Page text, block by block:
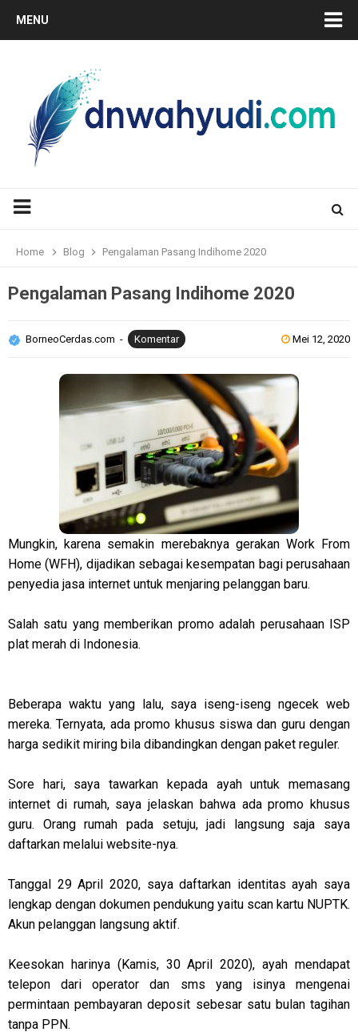
MENU
Home Blog Pengalaman Pasang Indihome 2020
Pengalaman Pasang Indihome 2020
BorneoCerdas.com Mei 12, 2020
Komentar
Mungkin, karena semakin merebaknya gerakan Work From
Home (WFH), dijadikan sebagai kesempatan bagi perusahaan
penyedia jasa internet untuk menjaring pelanggan baru.
Salah satu yang memberikan promo adalah perusahaan ISP
plat merah di Indonesia.
Beberapa waktu yang lalu, saya iseng-iseng ngecek web
mereka. Ternyata, ada promo khusus siswa dan guru dengan
harga sedikit miring bila dibandingkan dengan paket reguler.
Sore hari, saya tawarkan kepada ayah untuk memasang
internet di rumah, saya jelaskan bahwa ada promo khusus
guru. Orang rumah pada setuju, jadi langsung saja saya
daftarkan melalui website-nya.
Tanggal 29 April 2020, saya daftarkan identitas ayah saya
lengkap dengan dokumen pendukung yaitu scan kartu NUPTK.
Akun pelanggan langsung aktif.
Keesokan harinya (Kamis, 30 April 2020), ayah mendapat
telepon dari operator dan sms yang isinya mengenai
permintaan pembayaran deposit sebesar satu bulan tagihan
tanpa PPN.